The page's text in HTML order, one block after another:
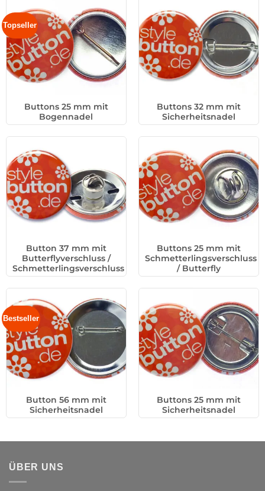
Topseller
Buttons 25 mm mit
Bogennadel
Buttons 32 mm mit
Sicherheitsnadel
Button 37 mm mit
Butterflyverschluss /
Schmetterlingsverschluss
Buttons 25 mm mit
Schmetterlingsverschluss
/ Butterfly
Bestseller
Button 56 mm mit
Sicherheitsnadel
Buttons 25 mm mit
Sicherheitsnadel
ÜBER UNS